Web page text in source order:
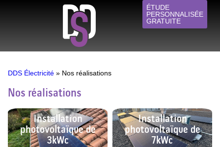
ÉTUDE
PERSONNALISÉE
GRATUITE
DDS Électricité » Nos réalisations
Nos réalisations
Installation
photovoltaïque de
3kWc
Installation
photovoltaïque de
7kWc